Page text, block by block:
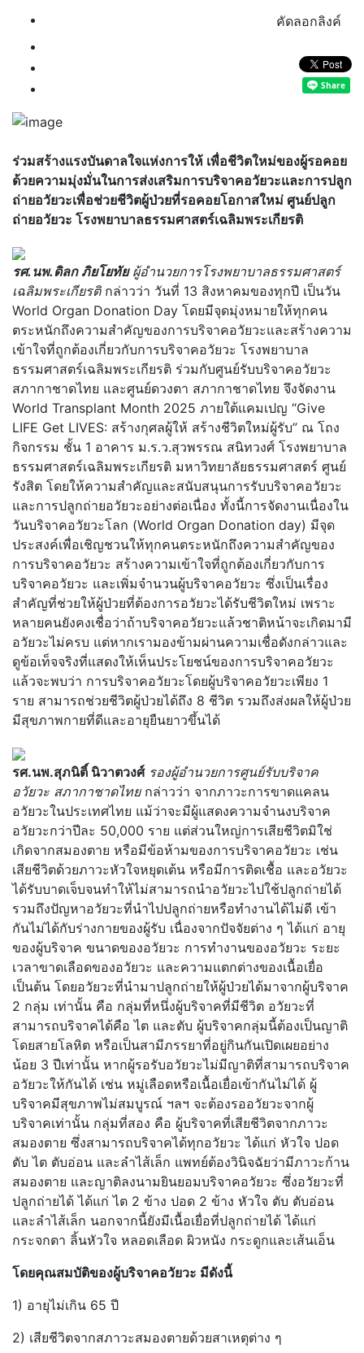
คัดลอกลิงค์
ร่วมสร้างแรงบันดาลใจแห่งการให้ เพื่อชีวิตใหม่ของผู้รอคอย
ด้วยความมุ่งมั่นในการส่งเสริมการบริจาคอวัยวะและการปลูก
ถ่ายอวัยวะเพื่อช่วยชีวิตผู้ป่วยที่รอคอยโอกาสใหม่ ศูนย์ปลูก
ถ่ายอวัยวะ โรงพยาบาลธรรมศาสตร์เฉลิมพระเกียรติ
รศ.นพ.ดิลก ภิยโยทัย ผู้อำนวยการโรงพยาบาลธรรมศาสตร์
เฉลิมพระเกียรติกล่าวว่า วันที่ 13 สิงหาคมของทุกปี เป็นวัน
World Organ Donation Day โดยมีจุดมุ่งหมายให้ทุกคน
ตระหนักถึงความสำคัญของการบริจาคอวัยวะและสร้างความ
เข้าใจที่ถูกต้องเกี่ยวกับการบริจาคอวัยวะ โรงพยาบาล
ธรรมศาสตร์เฉลิมพระเกียรติ ร่วมกับศูนย์รับบริจาคอวัยวะ
สภากาชาดไทย และศูนย์ดวงตา สภากาชาดไทย จึงจัดงาน
World Transplant Month 2025 ภายใต้แคมเปญ “Give
LIFE Get LIVES: สร้างกุศลผู้ให้ สร้างชีวิตใหม่ผู้รับ” ณ โถง
กิจกรรม ชั้น 1 อาคาร ม.ร.ว.สุวพรรณ สนิทวงศ์ โรงพยาบาล
ธรรมศาสตร์เฉลิมพระเกียรติ มหาวิทยาลัยธรรมศาสตร์ ศูนย์
รังสิต โดยให้ความสำคัญและสนับสนุนการรับบริจาคอวัยวะ
และการปลูกถ่ายอวัยวะอย่างต่อเนื่อง ทั้งนี้การจัดงานเนื่องใน
วันบริจาคอวัยวะโลก (World Organ Donation day) มีจุด
ประสงค์เพื่อเชิญชวนให้ทุกคนตระหนักถึงความสำคัญของ
การบริจาคอวัยวะ สร้างความเข้าใจที่ถูกต้องเกี่ยวกับการ
บริจาคอวัยวะ และเพิ่มจำนวนผู้บริจาคอวัยวะ ซึ่งเป็นเรื่อง
สำคัญที่ช่วยให้ผู้ป่วยที่ต้องการอวัยวะได้รับชีวิตใหม่ เพราะ
หลายคนยังคงเชื่อว่าถ้าบริจาคอวัยวะแล้วชาติหน้าจะเกิดมามี
อวัยวะไม่ครบ แต่หากเรามองข้ามผ่านความเชื่อดังกล่าวและ
ดูข้อเท็จจริงที่แสดงให้เห็นประโยชน์ของการบริจาคอวัยวะ
แล้วจะพบว่า การบริจาคอวัยวะโดยผู้บริจาคอวัยวะเพียง 1
ราย สามารถช่วยชีวิตผู้ป่วยได้ถึง 8 ชีวิต รวมถึงส่งผลให้ผู้ป่วย
มีสุขภาพกายที่ดีและอายุยืนยาวขึ้นได้
รศ.นพ.สุภนิติ์ นิวาตวงศ์ รองผู้อำนวยการศูนย์รับบริจาค
อวัยวะ สภากาชาดไทยกล่าวว่า จากภาวะการขาดแคลน
อวัยวะในประเทศไทย แม้ว่าจะมีผู้แสดงความจำนงบริจาค
อวัยวะกว่าปีละ 50,000 ราย แต่ส่วนใหญ่การเสียชีวิตมิใช่
เกิดจากสมองตาย หรือมีข้อห้ามของการบริจาคอวัยวะ เช่น
เสียชีวิตด้วยภาวะหัวใจหยุดเต้น หรือมีการติดเชื้อ และอวัยวะ
ได้รับบาดเจ็บจนทำให้ไม่สามารถนำอวัยวะไปใช้ปลูกถ่ายได้
รวมถึงปัญหาอวัยวะที่นำไปปลูกถ่ายหรือทำงานได้ไม่ดี เข้า
กันไม่ได้กับร่างกายของผู้รับ เนื่องจากปัจจัยต่าง ๆ ได้แก่ อายุ
ของผู้บริจาค ขนาดของอวัยวะ การทำงานของอวัยวะ ระยะ
เวลาขาดเลือดของอวัยวะ และความแตกต่างของเนื้อเยื่อ
เป็นต้น โดยอวัยวะที่นำมาปลูกถ่ายให้ผู้ป่วยได้มาจากผู้บริจาค
2 กลุ่ม เท่านั้น คือ กลุ่มที่หนึ่งผู้บริจาคที่มีชีวิต อวัยวะที่
สามารถบริจาคได้คือ ไต และตับ ผู้บริจาคกลุ่มนี้ต้องเป็นญาติ
โดยสายโลหิต หรือเป็นสามีภรรยาที่อยู่กินกันเปิดเผยอย่าง
น้อย 3 ปีเท่านั้น หากผู้รอรับอวัยวะไม่มีญาติที่สามารถบริจาค
อวัยวะให้กันได้ เช่น หมู่เลือดหรือเนื้อเยื่อเข้ากันไม่ได้ ผู้
บริจาคมีสุขภาพไม่สมบูรณ์ ฯลฯ จะต้องรออวัยวะจากผู้
บริจาคเท่านั้น กลุ่มที่สอง คือ ผู้บริจาคที่เสียชีวิตจากภาวะ
สมองตาย ซึ่งสามารถบริจาคได้ทุกอวัยวะ ได้แก่ หัวใจ ปอด
ตับ ไต ตับอ่อน และลำไส้เล็ก แพทย์ต้องวินิจฉัยว่ามีภาวะก้าน
สมองตาย และญาติลงนามยินยอมบริจาคอวัยวะ ซึ่งอวัยวะที่
ปลูกถ่ายได้ ได้แก่ ไต 2 ข้าง ปอด 2 ข้าง หัวใจ ตับ ตับอ่อน
และลำไส้เล็ก นอกจากนี้ยังมีเนื้อเยื่อที่ปลูกถ่ายได้ ได้แก่
กระจกตา ลิ้นหัวใจ หลอดเลือด ผิวหนัง กระดูกและเส้นเอ็น
โดยคุณสมบัติของผู้บริจาคอวัยวะ มีดังนี้
1) อายุไม่เกิน 65 ปี
2) เสียชีวิตจากสภาวะสมองตายด้วยสาเหตุต่าง ๆ